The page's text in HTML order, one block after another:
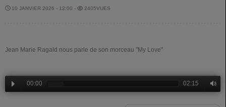
10 JANVIER 2026 - 12:00 - 2405VUES
Jean Marie Ragald nous parle de son morceau "My Love"
00:00 02:15